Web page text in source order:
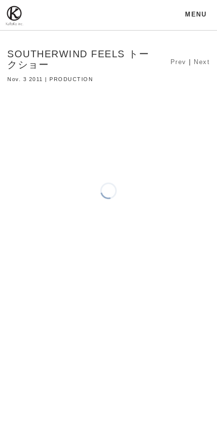
MENU
SOUTHERWIND FEELS トー
クショー
Nov. 3 2011 | PRODUCTION
Prev Next